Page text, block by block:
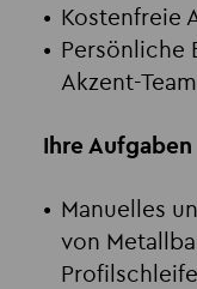
Kostenfreie
Persönliche
Akzent-Team
Ihre Aufgaben
Manuelles
von